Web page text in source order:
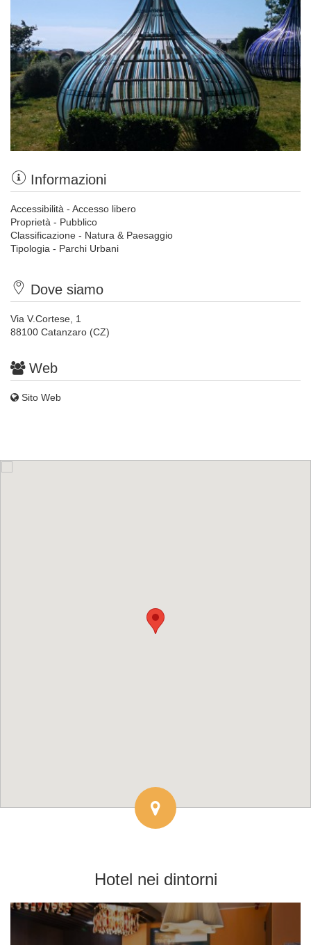
Informazioni
Accessibilità - Accesso libero
Proprietà - Pubblico
Classificazione - Natura & Paesaggio
Tipologia - Parchi Urbani
Dove siamo
Via V.Cortese, 1
88100 Catanzaro (CZ)
Web
Sito Web
Hotel nei dintorni